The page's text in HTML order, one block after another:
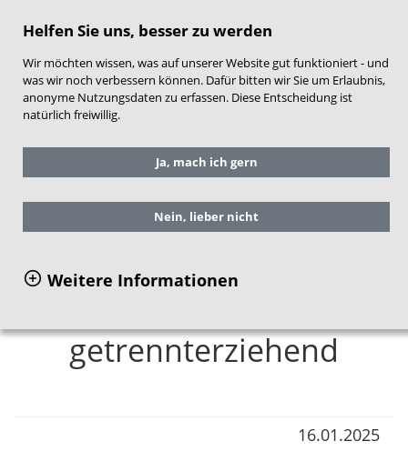
Helfen Sie uns, besser zu werden
Wir möchten wissen, was auf unserer Website gut funktioniert - und
was wir noch verbessern können. Dafür bitten wir Sie um Erlaubnis,
anonyme Nutzungsdaten zu erfassen. Diese Entscheidung ist
natürlich freiwillig.
Ja, mach ich gern
Nein, lieber nicht
Weitere Informationen
Sie befinden sich hier: Service
Aktuelles
Einzelansicht
Familienbericht: Jede
getrennterziehend
16.01.2025